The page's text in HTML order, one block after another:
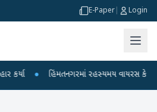
E-Paper Login
હિંમતનગરમાં રહસ્યમય વાયરસ કે ચાંદીપુરા? 6